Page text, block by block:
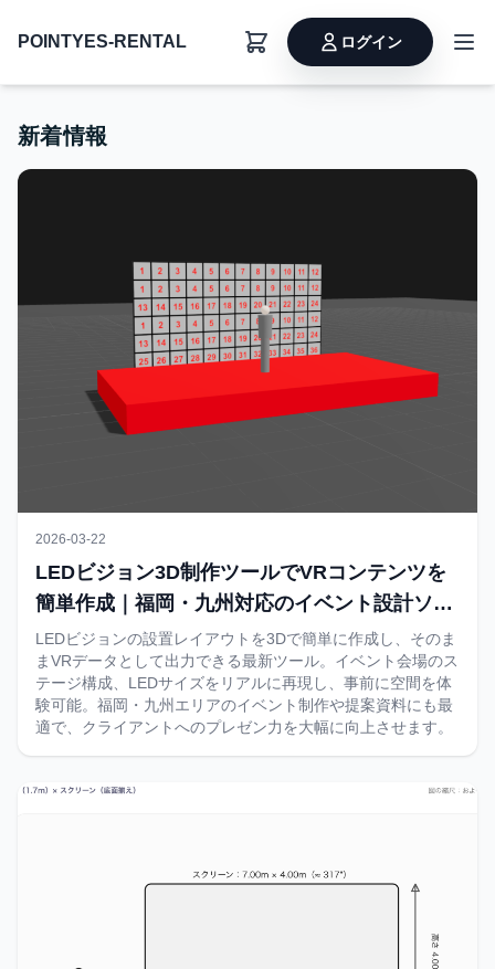
POINTYES-RENTAL ログイン
新着情報
2026-03-22
LEDビジョン3D制作ツールでVRコンテンツを
簡単作成｜福岡・九州対応のイベント設計ソリ
ューション
LEDビジョンの設置レイアウトを3Dで簡単に作成し、そのま
まVRデータとして出力できる最新ツール。イベント会場のス
テージ構成、LEDサイズをリアルに再現し、事前に空間を体
験可能。福岡・九州エリアのイベント制作や提案資料にも最
適で、クライアントへのプレゼン力を大幅に向上させます。